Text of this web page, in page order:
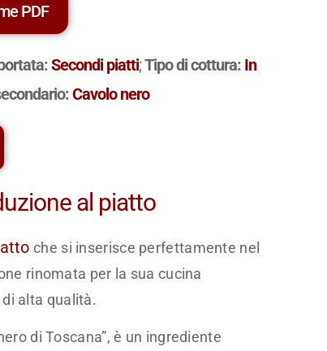
PDF
Secondi piatti;Tipo di cottura: In
Cavolo nero
al piatto
che si inserisce perfettamente nel
rinomata per la sua cucina
alta qualità.
di Toscana”, è un ingrediente